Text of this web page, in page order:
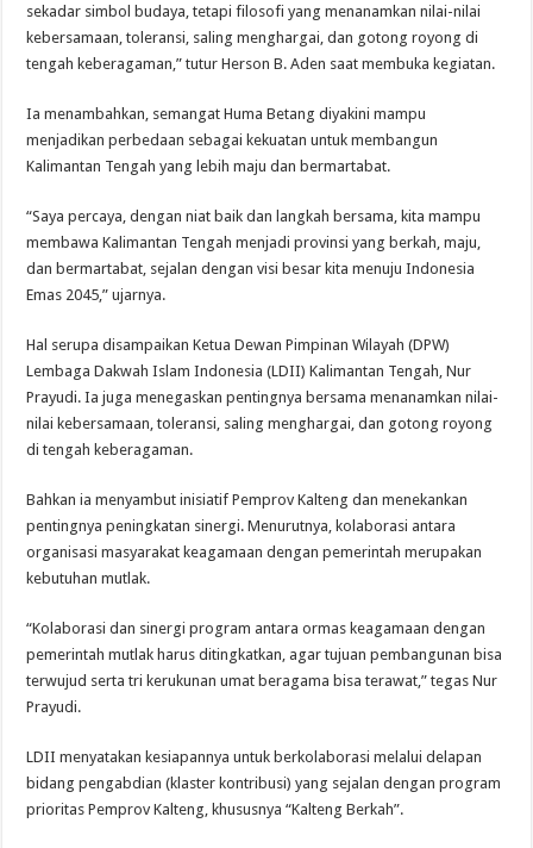
sekadar simbol budaya, tetapi filosofi yang menanamkan nilai-nilai
kebersamaan, toleransi, saling menghargai, dan gotong royong di
tengah keberagaman,” tutur Herson B. Aden saat membuka kegiatan.
Ia menambahkan, semangat Huma Betang diyakini mampu
menjadikan perbedaan sebagai kekuatan untuk membangun
Kalimantan Tengah yang lebih maju dan bermartabat.
“Saya percaya, dengan niat baik dan langkah bersama, kita mampu
membawa Kalimantan Tengah menjadi provinsi yang berkah, maju,
dan bermartabat, sejalan dengan visi besar kita menuju Indonesia
Emas 2045,” ujarnya.
Hal serupa disampaikan Ketua Dewan Pimpinan Wilayah (DPW)
Lembaga Dakwah Islam Indonesia (LDII) Kalimantan Tengah, Nur
Prayudi. Ia juga menegaskan pentingnya bersama menanamkan nilai-
nilai kebersamaan, toleransi, saling menghargai, dan gotong royong
di tengah keberagaman.
Bahkan ia menyambut inisiatif Pemprov Kalteng dan menekankan
pentingnya peningkatan sinergi. Menurutnya, kolaborasi antara
organisasi masyarakat keagamaan dengan pemerintah merupakan
kebutuhan mutlak.
“Kolaborasi dan sinergi program antara ormas keagamaan dengan
pemerintah mutlak harus ditingkatkan, agar tujuan pembangunan bisa
terwujud serta tri kerukunan umat beragama bisa terawat,” tegas Nur
Prayudi.
LDII menyatakan kesiapannya untuk berkolaborasi melalui delapan
bidang pengabdian (klaster kontribusi) yang sejalan dengan program
prioritas Pemprov Kalteng, khususnya “Kalteng Berkah”.